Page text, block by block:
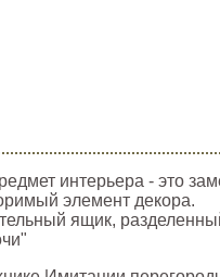
интерьера - это
элемент декора.
ящик,